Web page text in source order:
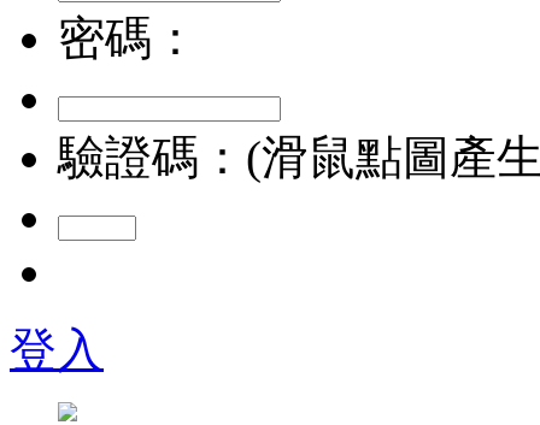
密碼：
驗證碼：(滑鼠點圖產
登入